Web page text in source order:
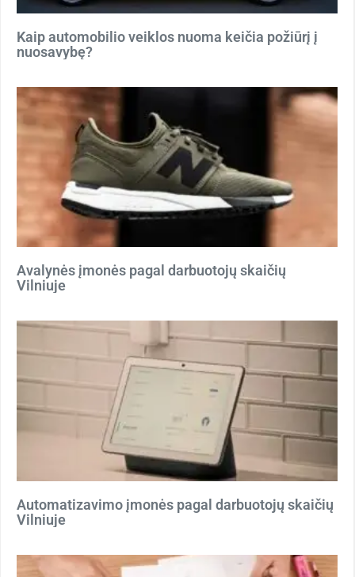
Kaip automobilio veiklos nuoma keičia požiūrį į
nuosavybę?
Avalynės įmonės pagal darbuotojų skaičių
Vilniuje
Automatizavimo įmonės pagal darbuotojų skaičių
Vilniuje